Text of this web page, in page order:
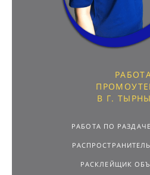
В Г.
РАБОТА ПО
РАСКЛЕЙЩИК